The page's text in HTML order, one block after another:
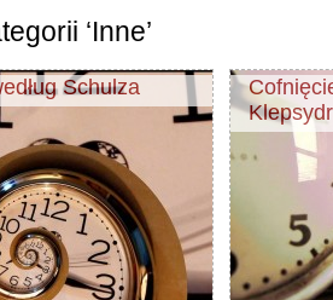
‘Inne’
Schulza